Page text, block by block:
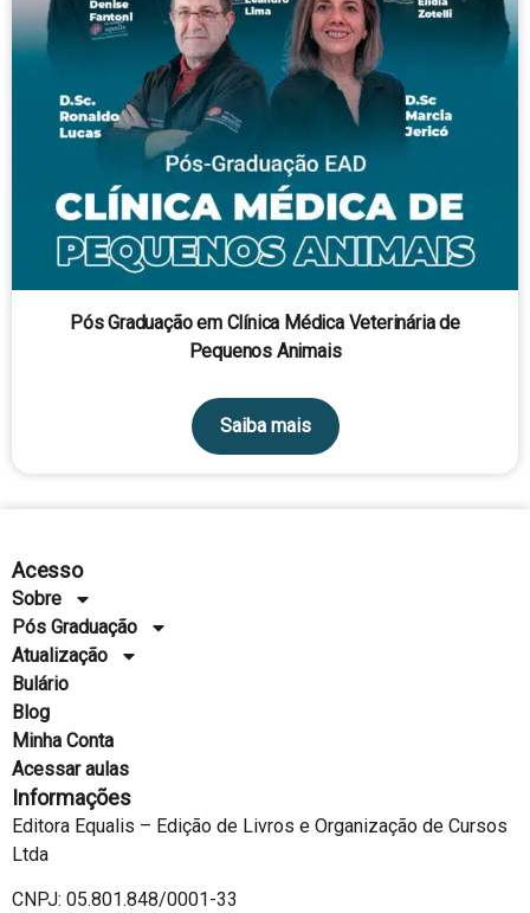
Pós Graduação em Clínica Médica Veterinária de
Pequenos Animais
Saiba mais
Acesso
Sobre
Pós Graduação
Atualização
Bulário
Blog
Minha Conta
Acessar aulas
Informações
Editora Equalis – Edição de Livros e Organização de Cursos
Ltda
CNPJ: 05.801.848/0001-33